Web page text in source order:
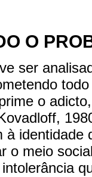
O
ser
o
à identidade
o meio